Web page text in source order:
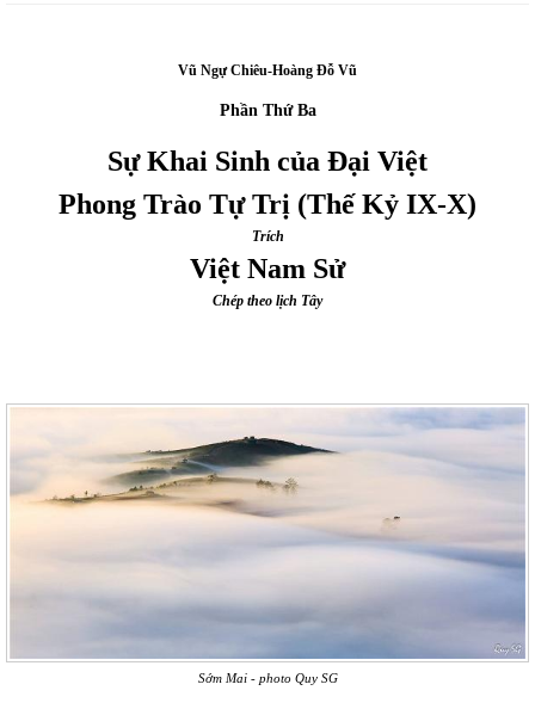
Vũ Ngự Chiêu-Hoàng Đỗ Vũ
Phần Thứ Ba
Sự Khai Sinh của Đại Việt
Phong Trào Tự Trị (Thế Kỷ IX-X)
Trích
Việt Nam Sử
Chép theo lịch Tây
Sớm Mai - photo Quy SG